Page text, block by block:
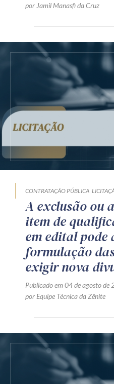
por Jamil Manasfi da Cruz
CONTRATAÇÃO PÚBLICA
A exclusão ou
item de
em edital pode
formulação
exigir nova
Publicado em 04 de agosto de
por Equipe Técnica da Zênite